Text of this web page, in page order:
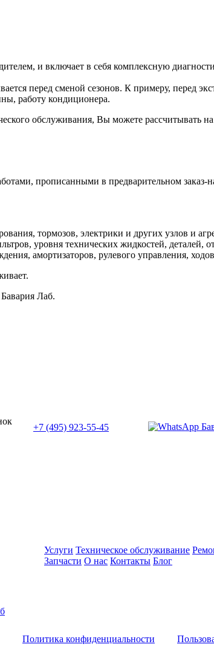
и включает в себя комплексную
перед сменой сезонов. К примеру, перед
работу кондиционера.
обслуживания, Вы можете рассчитывать
прописанными в предварительном
тормозов, электрики и других узлов и
уровня технических жидкостей, деталей,
амортизаторов, рулевого управления,
Лаб.
+7 (495) 923-55-45
Услуги Техническое обслуживание
Запчасти О нас Контакты Блог
Политика конфиденциальности